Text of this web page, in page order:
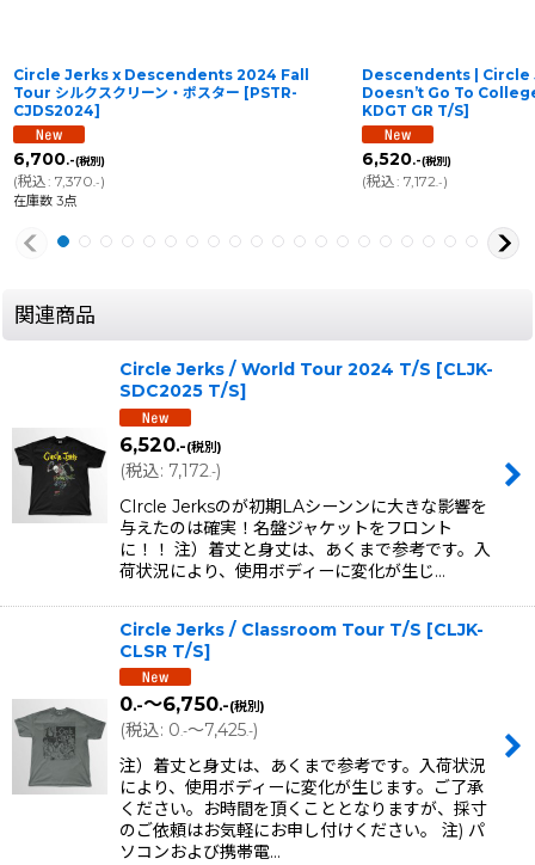
Circle Jerks x Descendents 2024 Fall
Tour シルクスクリーン・ポスター [PSTR-
CJDS2024]
6,700.-(税別)
(税込: 7,370 .-)
在庫数 3点
Descendents | Circle
Doesn’t Go To
KDGT GR T/S]
6,520.-(税別)
(税込: 7,172 .-)
関連商品
Circle Jerks / World Tour 2024 T/S [CLJK-
SDC2025 T/S]
6,520.-(税別)
(税込: 7,172 .-)
CIrcle Jerksのが初期LAシーンンに大きな影響を
与えたのは確実！名盤ジャケットをフロント
に！！ 注）着丈と身丈は、あくまで参考です。入
荷状況により、使用ボディーに変化が生じ…
Circle Jerks / Classroom Tour T/S [CLJK-
CLSR T/S]
0.-～6,750.-(税別)
(税込: 0.-～7,425.-)
注）着丈と身丈は、あくまで参考です。入荷状況
により、使用ボディーに変化が生じます。ご了承
ください。お時間を頂くこととなりますが、採寸
のご依頼はお気軽にお申し付けください。 注) パ
ソコンおよび携帯電…